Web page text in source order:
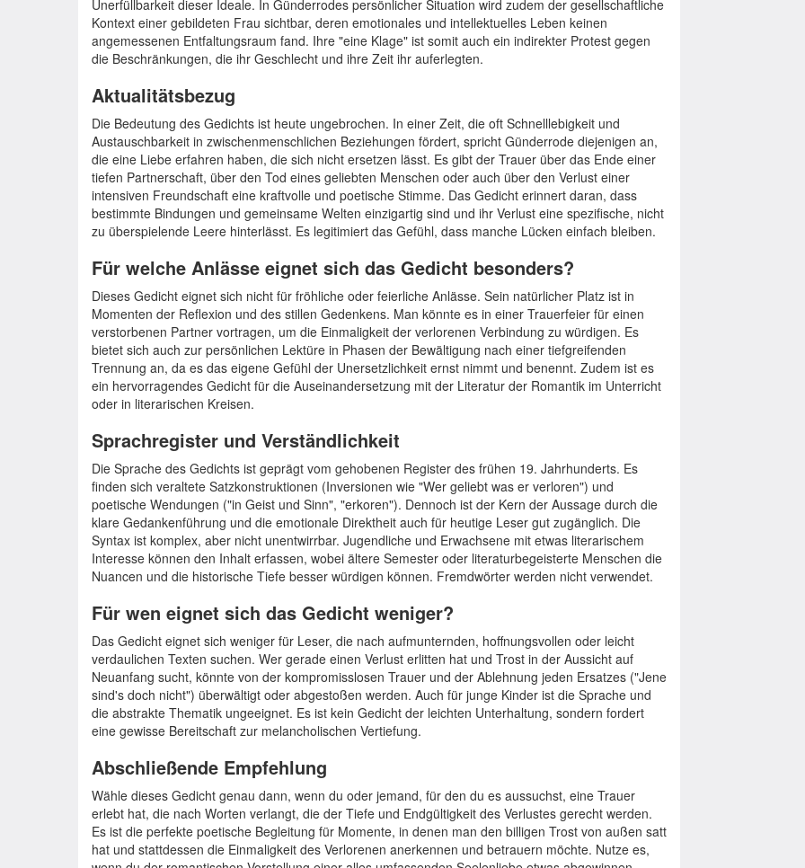
Unerfüllbarkeit dieser Ideale. In Günderrodes persönlicher Situation wird zudem der gesellschaftliche
Kontext einer gebildeten Frau sichtbar, deren emotionales und intellektuelles Leben keinen
angemessenen Entfaltungsraum fand. Ihre "eine Klage" ist somit auch ein indirekter Protest gegen
die Beschränkungen, die ihr Geschlecht und ihre Zeit ihr auferlegten.
Aktualitätsbezug
Die Bedeutung des Gedichts ist heute ungebrochen. In einer Zeit, die oft Schnelllebigkeit und
Austauschbarkeit in zwischenmenschlichen Beziehungen fördert, spricht Günderrode diejenigen an,
die eine Liebe erfahren haben, die sich nicht ersetzen lässt. Es gibt der Trauer über das Ende einer
tiefen Partnerschaft, über den Tod eines geliebten Menschen oder auch über den Verlust einer
intensiven Freundschaft eine kraftvolle und poetische Stimme. Das Gedicht erinnert daran, dass
bestimmte Bindungen und gemeinsame Welten einzigartig sind und ihr Verlust eine spezifische, nicht
zu überspielende Leere hinterlässt. Es legitimiert das Gefühl, dass manche Lücken einfach bleiben.
Für welche Anlässe eignet sich das Gedicht besonders?
Dieses Gedicht eignet sich nicht für fröhliche oder feierliche Anlässe. Sein natürlicher Platz ist in
Momenten der Reflexion und des stillen Gedenkens. Man könnte es in einer Trauerfeier für einen
verstorbenen Partner vortragen, um die Einmaligkeit der verlorenen Verbindung zu würdigen. Es
bietet sich auch zur persönlichen Lektüre in Phasen der Bewältigung nach einer tiefgreifenden
Trennung an, da es das eigene Gefühl der Unersetzlichkeit ernst nimmt und benennt. Zudem ist es
ein hervorragendes Gedicht für die Auseinandersetzung mit der Literatur der Romantik im Unterricht
oder in literarischen Kreisen.
Sprachregister und Verständlichkeit
Die Sprache des Gedichts ist geprägt vom gehobenen Register des frühen 19. Jahrhunderts. Es
finden sich veraltete Satzkonstruktionen (Inversionen wie "Wer geliebt was er verloren") und
poetische Wendungen ("in Geist und Sinn", "erkoren"). Dennoch ist der Kern der Aussage durch die
klare Gedankenführung und die emotionale Direktheit auch für heutige Leser gut zugänglich. Die
Syntax ist komplex, aber nicht unentwirrbar. Jugendliche und Erwachsene mit etwas literarischem
Interesse können den Inhalt erfassen, wobei ältere Semester oder literaturbegeisterte Menschen die
Nuancen und die historische Tiefe besser würdigen können. Fremdwörter werden nicht verwendet.
Für wen eignet sich das Gedicht weniger?
Das Gedicht eignet sich weniger für Leser, die nach aufmunternden, hoffnungsvollen oder leicht
verdaulichen Texten suchen. Wer gerade einen Verlust erlitten hat und Trost in der Aussicht auf
Neuanfang sucht, könnte von der kompromisslosen Trauer und der Ablehnung jeden Ersatzes ("Jene
sind's doch nicht") überwältigt oder abgestoßen werden. Auch für junge Kinder ist die Sprache und
die abstrakte Thematik ungeeignet. Es ist kein Gedicht der leichten Unterhaltung, sondern fordert
eine gewisse Bereitschaft zur melancholischen Vertiefung.
Abschließende Empfehlung
Wähle dieses Gedicht genau dann, wenn du oder jemand, für den du es aussuchst, eine Trauer
erlebt hat, die nach Worten verlangt, die der Tiefe und Endgültigkeit des Verlustes gerecht werden.
Es ist die perfekte poetische Begleitung für Momente, in denen man den billigen Trost von außen satt
hat und stattdessen die Einmaligkeit des Verlorenen anerkennen und betrauern möchte. Nutze es,